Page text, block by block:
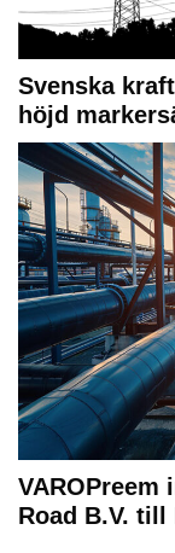
Svenska
höjd
Road B.V. till